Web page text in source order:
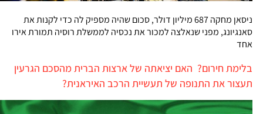
ניסאן מחקה 687 מיליון דולר, סכום שהיה מספיק לה כדי לקנות את
סאנגיונג, מפני שנאלצה למכור את נכסיה לממשלת רוסיה תמורת אירו
אחד
בלימת חירום? האם יציאתה של ארצות הברית מהסכם הגרעין
תעצור את התנופה של תעשיית הרכב האיראנית?